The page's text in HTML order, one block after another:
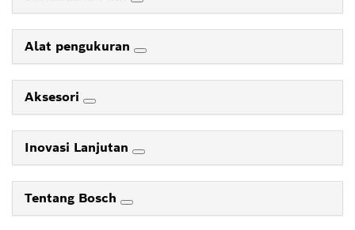
Alat pengukuran
Aksesori
Inovasi Lanjutan
Tentang Bosch